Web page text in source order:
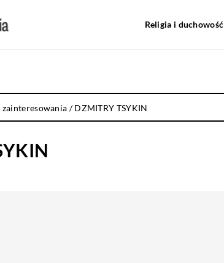
Religia i duchowość
zainteresowania /DZMITRY TSYKIN